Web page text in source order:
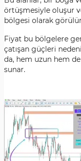
örtüşmesiyle oluşur
bölgesi olarak
Fiyat bu bölgelere
çatışan güçleri
da, hem uzun hem
sunar.